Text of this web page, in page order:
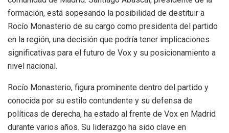
formación, está sopesando la posibilidad de destituir a
Rocío Monasterio de su cargo como presidenta del partido
en la región, una decisión que podría tener implicaciones
significativas para el futuro de Vox y su posicionamiento a
nivel nacional.
Rocío Monasterio, figura prominente dentro del partido y
conocida por su estilo contundente y su defensa de
políticas de derecha, ha estado al frente de Vox en Madrid
durante varios años. Su liderazgo ha sido clave en